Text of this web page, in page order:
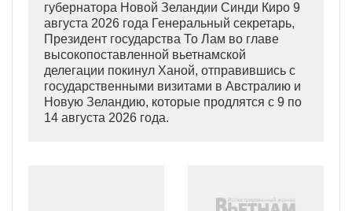
губернатора Новой Зеландии Синди Киро 9
августа 2026 года Генеральный секретарь,
Президент государства То Лам во главе
высокопоставленной вьетнамской
делегации покинул Ханой, отправившись с
государственными визитами в Австралию и
Новую Зеландию, которые продлятся с 9 по
14 августа 2026 года.